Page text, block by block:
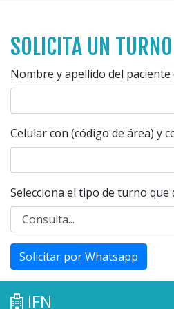
SOLICITA UN
Nombre y apellido del
Celular con (código de área) y
Selecciona el tipo de turno que
Solicitar por Whatsapp
IFN